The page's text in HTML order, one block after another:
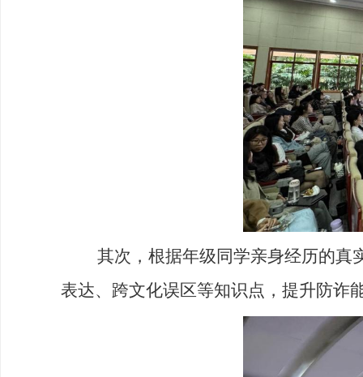
其次，根据年级同学亲身经历的真
表达、跨文化误区等知识点，提升防诈